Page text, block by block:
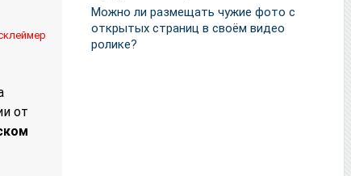
от
Можно ли размещать чужие фото с
открытых страниц в своём видео
ролике?